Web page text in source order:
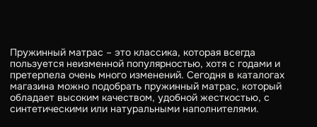
Пружинный матрас – это классика, которая всегда
пользуется неизменной популярностью, хотя с годами и
претерпела очень много изменений. Сегодня в каталогах
магазина можно подобрать пружинный матрас, который
обладает высоким качеством, удобной жесткостью, с
синтетическими или натуральными наполнителями.